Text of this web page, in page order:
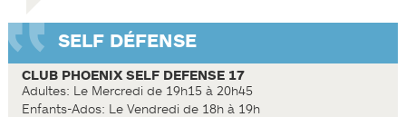
SELF DÉFENSE
CLUB PHOENIX SELF DEFENSE 17
Adultes: Le Mercredi de 19h15 à 20h45
Enfants-Ados: Le Vendredi de 18h à 19h